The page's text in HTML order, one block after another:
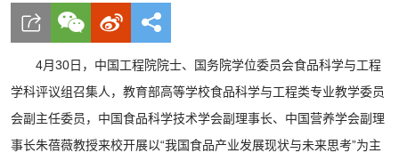
4月30日，中国工程院院士、国务院学位委员会食品科学与工程
学科评议组召集人，教育部高等学校食品科学与工程类专业教学委员
会副主任委员，中国食品科学技术学会副理事长、中国营养学会副理
事长朱蓓薇教授来校开展以“我国食品产业发展现状与未来思考”为主